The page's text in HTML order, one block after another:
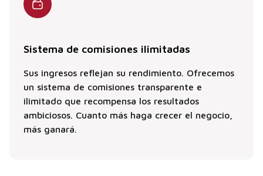
Sistema de comisiones ilimitadas
Sus ingresos reflejan su rendimiento. Ofrecemos
un sistema de comisiones transparente e
ilimitado que recompensa los resultados
ambiciosos. Cuanto más haga crecer el negocio,
más ganará.